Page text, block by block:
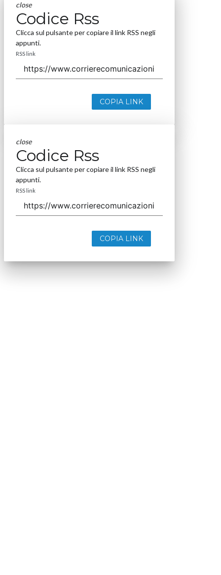
close
Codice Rss
Clicca sul pulsante per copiare il link RSS negli
appunti.
RSS link
COPIA LINK
close
Codice Rss
Clicca sul pulsante per copiare il link RSS negli
appunti.
RSS link
COPIA LINK